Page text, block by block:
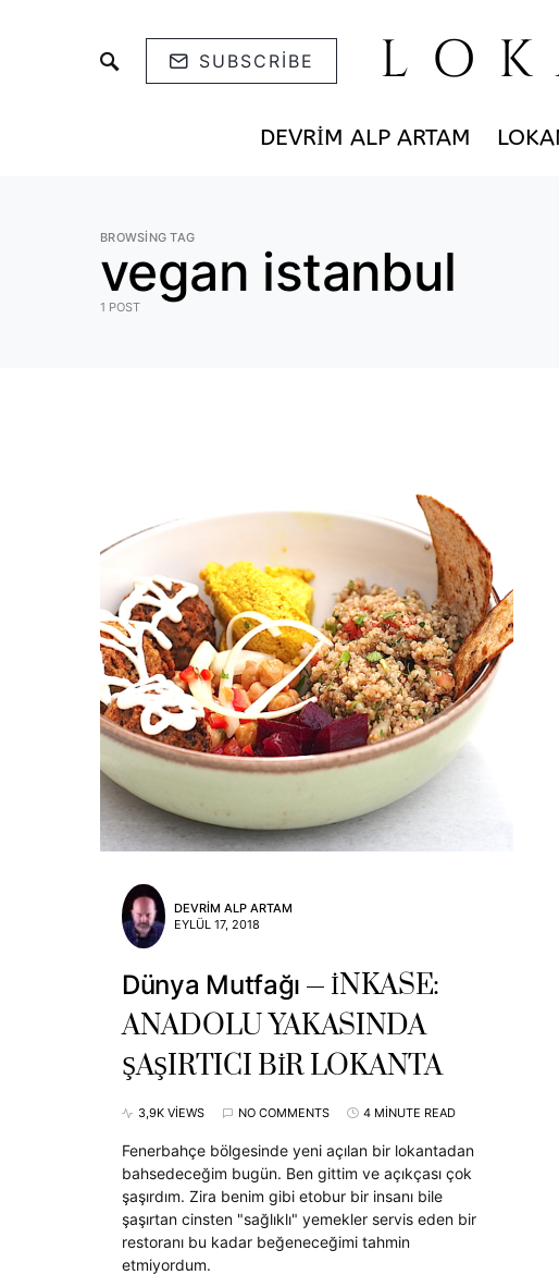
SUBSCRIBE
DEVRIM ALP ARTAM
BROWSING TAG
vegan istanbul
1 POST
DEVRIM ALP ARTAM
EYLÜL 17, 2018
Dünya Mutfağı
İNKASE:
ANADOLU YAKASINDA
ŞAŞIRTICI BİR LOKANTA
3,9K VIEWS NO COMMENTS 4 MINUTE READ
Fenerbahçe bölgesinde yeni açılan bir lokantadan
bahsedeceğim bugün. Ben gittim ve açıkçası çok
şaşırdım. Zira benim gibi etobur bir insanı bile
şaşırtan cinsten "sağlıklı" yemekler servis eden bir
restoranı bu kadar beğeneceğimi tahmin
etmiyordum.